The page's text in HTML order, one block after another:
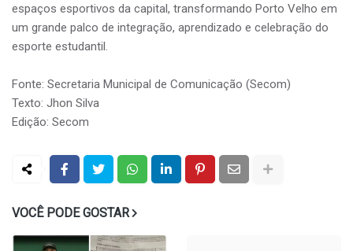
espaços esportivos da capital, transformando Porto Velho em
um grande palco de integração, aprendizado e celebração do
esporte estudantil.
Fonte: Secretaria Municipal de Comunicação (Secom)
Texto: Jhon Silva
Edição: Secom
VOCÊ PODE GOSTAR